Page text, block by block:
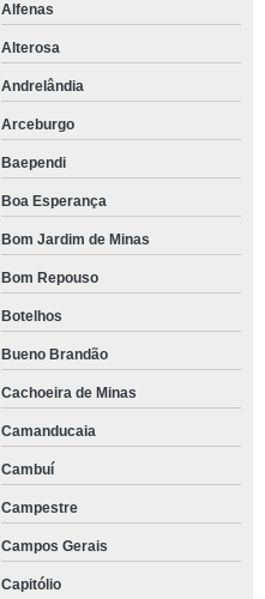
Alfenas
Alterosa
Andrelândia
Arceburgo
Baependi
Boa Esperança
Bom Jardim de Minas
Bom Repouso
Botelhos
Bueno Brandão
Cachoeira de Minas
Camanducaia
Cambuí
Campestre
Campos Gerais
Capitólio